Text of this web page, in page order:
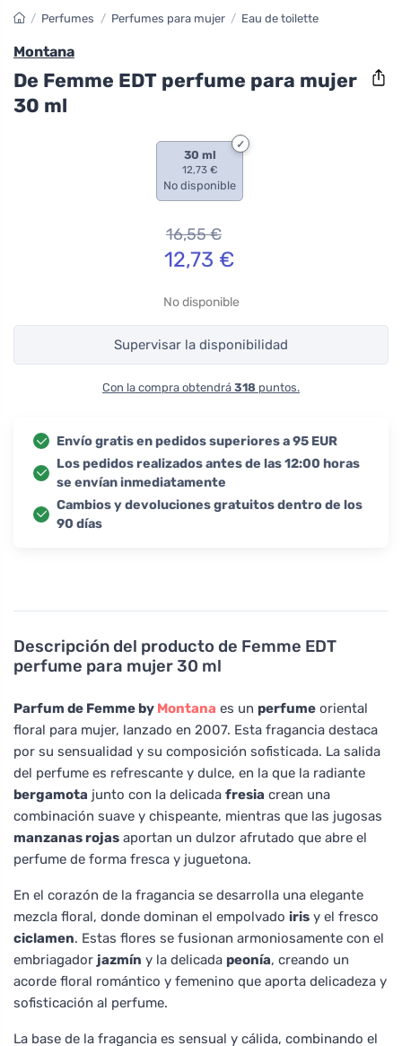
Descripción del producto de Femme EDT
perfume para mujer 30 ml
Parfum de Femme by Montana es un perfume oriental
floral para mujer, lanzado en 2007. Esta fragancia destaca
por su sensualidad y su composición sofisticada. La salida
del perfume es refrescante y dulce, en la que la radiante
bergamota junto con la delicada fresia crean una
combinación suave y chispeante, mientras que las jugosas
manzanas rojas aportan un dulzor afrutado que abre el
perfume de forma fresca y juguetona.
En el corazón de la fragancia se desarrolla una elegante
mezcla floral, donde dominan el empolvado iris y el fresco
ciclamen. Estas flores se fusionan armoniosamente con el
embriagador jazmín y la delicada peonía, creando un
acorde floral romántico y femenino que aporta delicadeza y
sofisticación al perfume.
La base de la fragancia es sensual y cálida, combinando el
/ Perfumes / Perfumes para mujer / Eau de toilette
Montana
De Femme EDT perfume para mujer
30 ml
30 ml
12,73 €
No disponible
16,55€
12,73 €
No disponible
Supervisar la disponibilidad
Con la compra obtendrá 318 puntos.
Envío gratis en pedidos superiores a 95 EUR
Los pedidos realizados antes de las 12:00 horas
se envían inmediatamente
Cambios y devoluciones gratuitos dentro de los
90 días